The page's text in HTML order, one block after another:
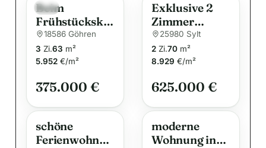
Neu
Beim
Frühstückskaf
fee schon den
Meerblick
genießen – 3-
Wohnung in
allerbester
18586 Göhren
3 Zi.63 m²
5.952 €/m²
375.000 €
Exklusive 2
Zimmer
Ferienwohnun
g (70qm) in
bester Lage
25980 Sylt
2 Zi.70 m²
8.929 €/m²
625.000 €
schöne
Ferienwohnun
moderne
Wohnung in